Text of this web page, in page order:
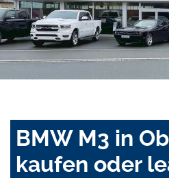
BMW M3 in
kaufen oder